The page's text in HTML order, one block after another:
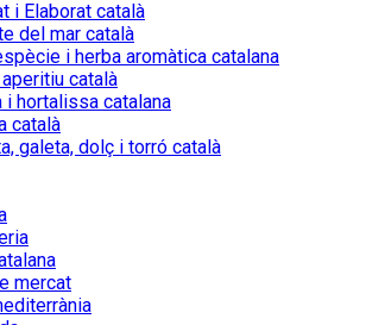
i Elaborat català
del mar català
i herba aromàtica catalana
català
i hortalissa catalana
català
galeta, dolç i torró català
mercat